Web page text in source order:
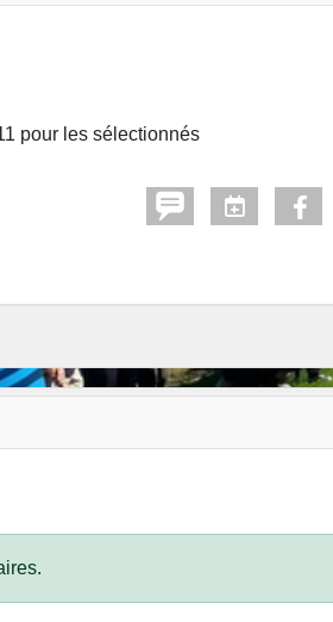
pour les sélectionnés